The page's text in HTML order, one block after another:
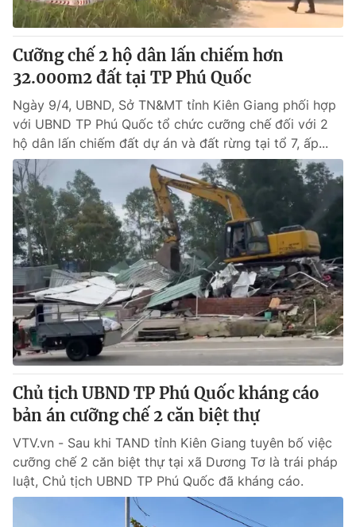
Cưỡng chế 2 hộ dân lấn chiếm hơn
32.000m2 đất tại TP Phú Quốc
Ngày 9/4, UBND, Sở TN&MT tỉnh Kiên Giang phối hợp
với UBND TP Phú Quốc tổ chức cưỡng chế đối với 2
hộ dân lấn chiếm đất dự án và đất rừng tại tổ 7, ấp...
Chủ tịch UBND TP Phú Quốc kháng cáo
bản án cưỡng chế 2 căn biệt thự
VTV.vn - Sau khi TAND tỉnh Kiên Giang tuyên bố việc
cưỡng chế 2 căn biệt thự tại xã Dương Tơ là trái pháp
luật, Chủ tịch UBND TP Phú Quốc đã kháng cáo.